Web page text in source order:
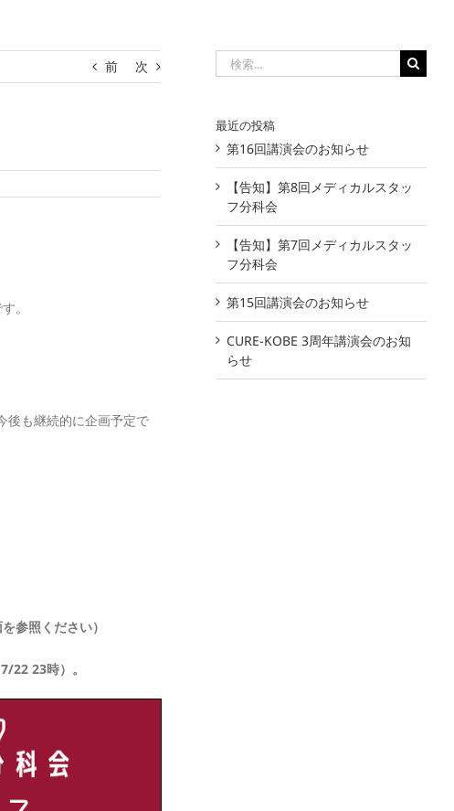
前 次
。
後も継続的に企画予定で
照ください）
22 23時）。
索
最近の投稿
第16回講演会のお知らせ
【告知】第8回メディカルスタッ
フ分科会
【告知】第7回メディカルスタッ
フ分科会
第15回講演会のお知らせ
CURE-KOBE 3周年講演会のお知
らせ